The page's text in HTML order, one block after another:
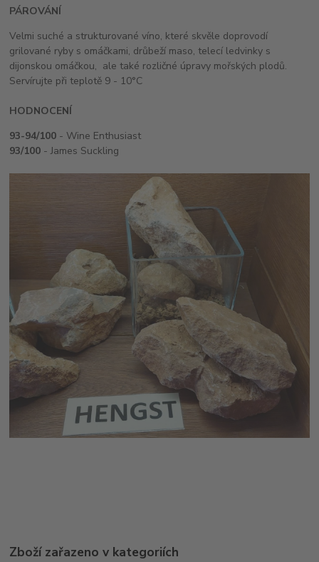
PÁROVÁNÍ
Velmi suché a strukturované víno, které skvěle doprovodí
grilované ryby s omáčkami, drůbeží maso, telecí ledvinky s
dijonskou omáčkou, ale také rozličné úpravy mořských plodů.
Servírujte při teplotě 9 - 10°C
HODNOCENÍ
93-94/100 - Wine Enthusiast
93/100 - James Suckling
Zboží zařazeno v kategoriích